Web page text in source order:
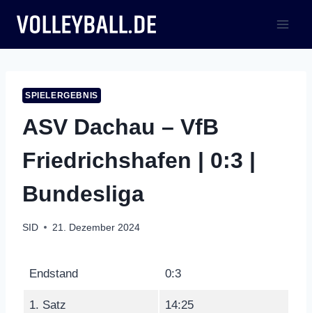
Inhalt
springen
SPIELERGEBNIS
ASV Dachau – VfB
Friedrichshafen | 0:3 |
Bundesliga
SID 21. Dezember 2024
Endstand 0:3
1. Satz 14:25